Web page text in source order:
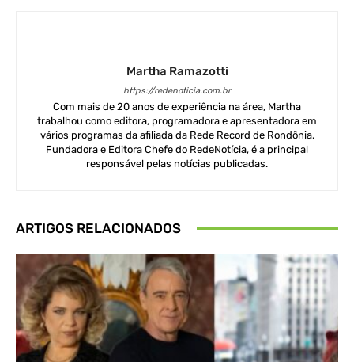
Martha Ramazotti
https://redenoticia.com.br
Com mais de 20 anos de experiência na área, Martha
trabalhou como editora, programadora e apresentadora em
vários programas da afiliada da Rede Record de Rondônia.
Fundadora e Editora Chefe do RedeNotícia, é a principal
responsável pelas notícias publicadas.
ARTIGOS RELACIONADOS